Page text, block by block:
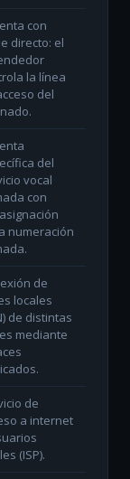
con
directo: el
la línea
del
del
vocal
con
numeración
de
locales
de distintas
mediante
de
a internet
(ISP).